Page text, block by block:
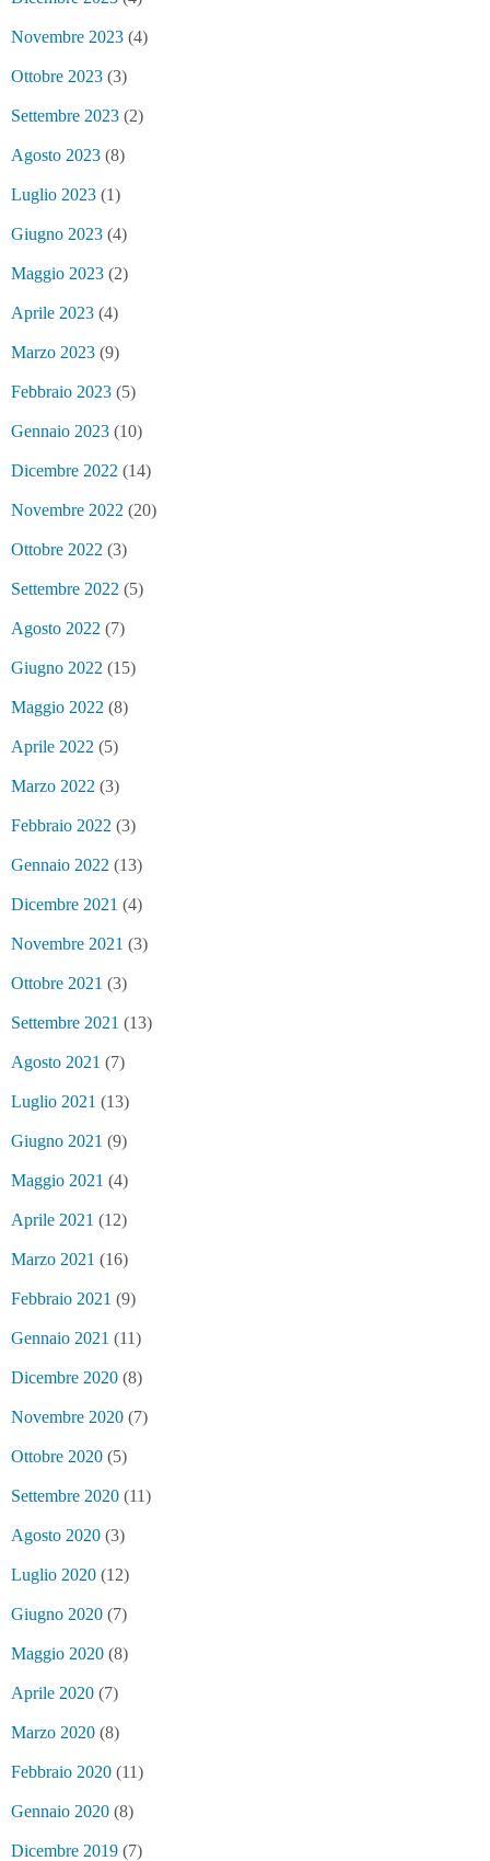
Novembre 2023 (4)
Ottobre 2023 (3)
Settembre 2023 (2)
Agosto 2023 (8)
Luglio 2023 (1)
Giugno 2023 (4)
Maggio 2023 (2)
Aprile 2023 (4)
Marzo 2023 (9)
Febbraio 2023 (5)
Gennaio 2023 (10)
Dicembre 2022 (14)
Novembre 2022 (20)
Ottobre 2022 (3)
Settembre 2022 (5)
Agosto 2022 (7)
Giugno 2022 (15)
Maggio 2022 (8)
Aprile 2022 (5)
Marzo 2022 (3)
Febbraio 2022 (3)
Gennaio 2022 (13)
Dicembre 2021 (4)
Novembre 2021 (3)
Ottobre 2021 (3)
Settembre 2021 (13)
Agosto 2021 (7)
Luglio 2021 (13)
Giugno 2021 (9)
Maggio 2021 (4)
Aprile 2021 (12)
Marzo 2021 (16)
Febbraio 2021 (9)
Gennaio 2021 (11)
Dicembre 2020 (8)
Novembre 2020 (7)
Ottobre 2020 (5)
Settembre 2020 (11)
Agosto 2020 (3)
Luglio 2020 (12)
Giugno 2020 (7)
Maggio 2020 (8)
Aprile 2020 (7)
Marzo 2020 (8)
Febbraio 2020 (11)
Gennaio 2020 (8)
Dicembre 2019 (7)